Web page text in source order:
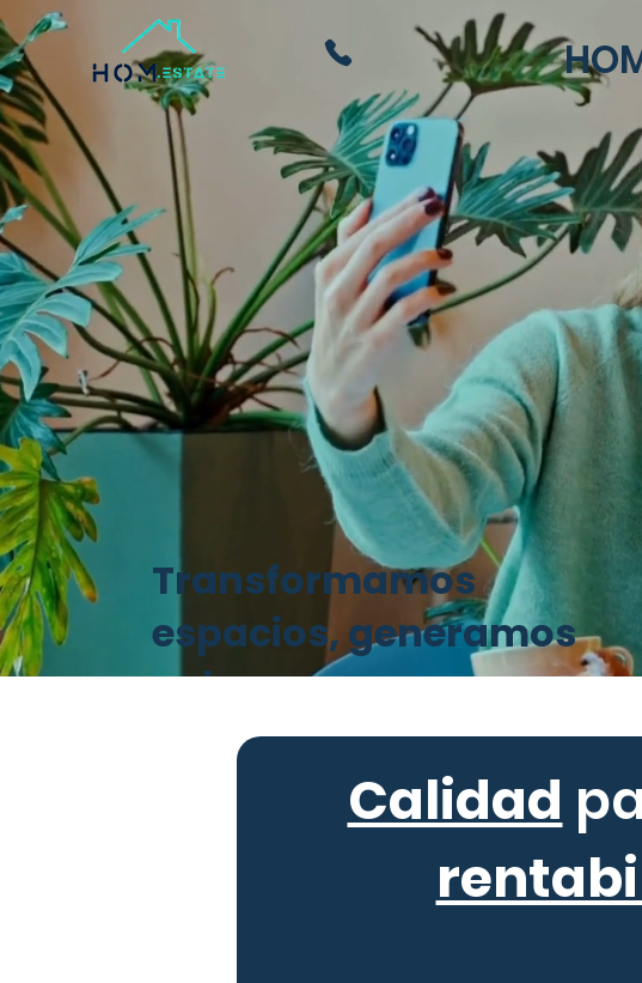
Transformamos
espacios, generamos
valor.
Calidad